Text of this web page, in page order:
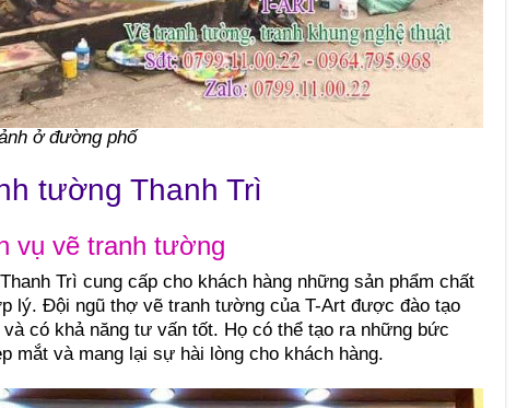
ở đường phố
tường Thanh Trì
vụ vẽ tranh tường
Trì cung cấp cho khách hàng những sản phẩm chất
lý. Đội ngũ thợ vẽ tranh tường của T-Art được đào tạo
và có khả năng tư vấn tốt. Họ có thể tạo ra những bức
mắt và mang lại sự hài lòng cho khách hàng.